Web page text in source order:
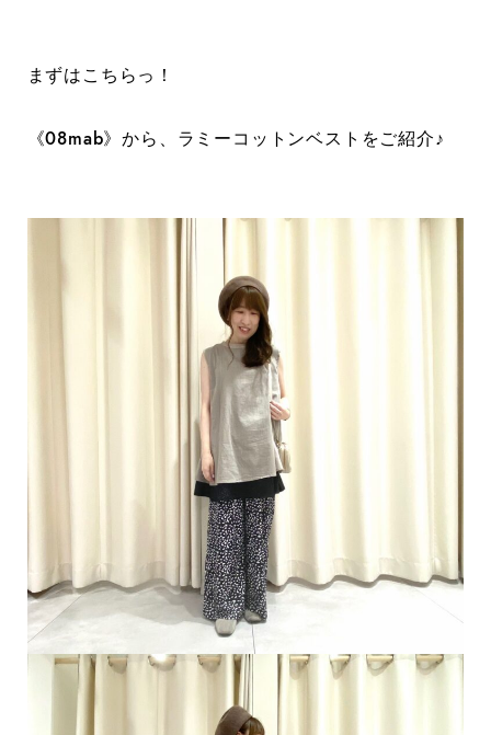
まずはこちらっ！
《08mab》から、ラミーコットンベストをご紹介♪